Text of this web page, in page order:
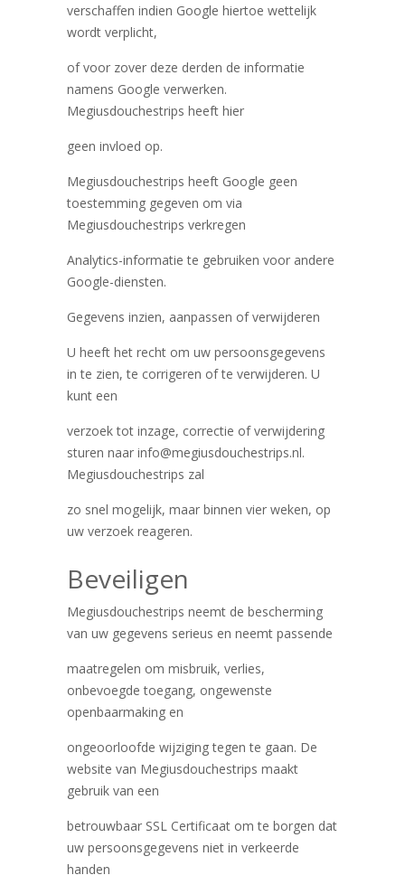
verschaffen indien Google hiertoe wettelijk
wordt verplicht,
of voor zover deze derden de informatie
namens Google verwerken.
Megiusdouchestrips heeft hier
geen invloed op.
Megiusdouchestrips heeft Google geen
toestemming gegeven om via
Megiusdouchestrips verkregen
Analytics-informatie te gebruiken voor andere
Google-diensten.
Gegevens inzien, aanpassen of verwijderen
U heeft het recht om uw persoonsgegevens
in te zien, te corrigeren of te verwijderen. U
kunt een
verzoek tot inzage, correctie of verwijdering
sturen naar info@megiusdouchestrips.nl.
Megiusdouchestrips zal
zo snel mogelijk, maar binnen vier weken, op
uw verzoek reageren.
Beveiligen
Megiusdouchestrips neemt de bescherming
van uw gegevens serieus en neemt passende
maatregelen om misbruik, verlies,
onbevoegde toegang, ongewenste
openbaarmaking en
ongeoorloofde wijziging tegen te gaan. De
website van Megiusdouchestrips maakt
gebruik van een
betrouwbaar SSL Certificaat om te borgen dat
uw persoonsgegevens niet in verkeerde
handen